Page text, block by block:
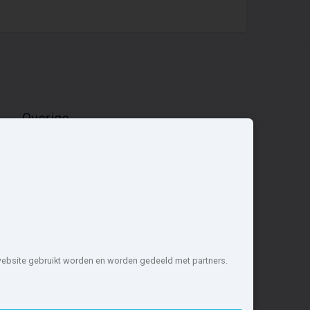
Overige
gebruikt worden en worden gedeeld met partners.